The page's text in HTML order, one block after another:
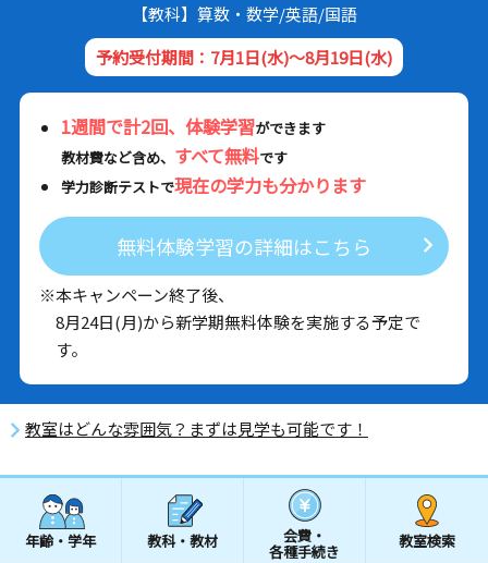
【教科】算数・数学/英語/国語
予約受付期間：7月1日(水)～8月19日(水)
1週間で計2回、体験学習ができます
教材費など含め、 すべて無料です
学力診断テストで現在の学力も分かります
無料体験学習の詳細はこちら
※本キャンペーン終了後、
8月24日(月)から新学期無料体験を実施する予定で
す。
教室はどんな雰囲気？まずは見学も可能です！
年齢・学年 教科・教材 会費・
各種手続き
教室検索